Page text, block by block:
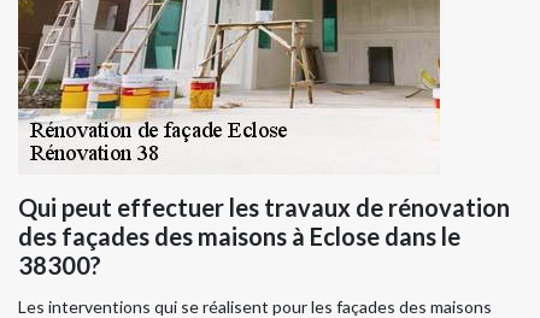
Qui peut effectuer les travaux de rénovation
des façades des maisons à Eclose dans le
38300?
Les interventions qui se réalisent pour les façades des maisons